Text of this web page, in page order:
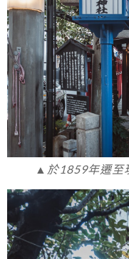
▲於1859年遷至